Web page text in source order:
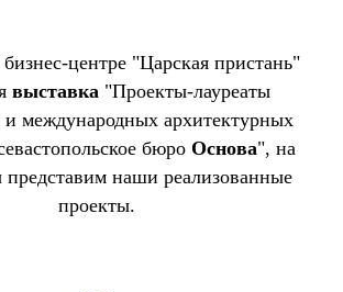
центре "Царская пристань"
выставка "Проекты-лауреаты
и международных архитектурных
бюро Основа", на
наши реализованные
проекты.